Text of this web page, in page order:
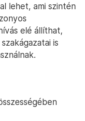
lehet, ami szintén
elé állíthat,
is